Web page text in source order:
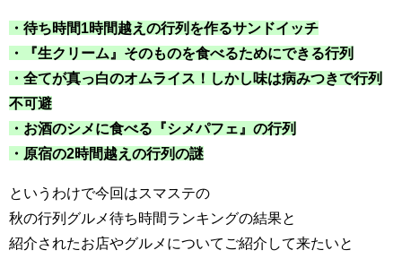
・待ち時間1時間越えの行列を作るサンドイッチ
・『生クリーム』そのものを食べるためにできる行列
・全てが真っ白のオムライス！しかし味は病みつきで行列
不可避
・お酒のシメに食べる『シメパフェ』の行列
・原宿の2時間越えの行列の謎
というわけで今回はスマステの
秋の行列グルメ待ち時間ランキングの結果と
紹介されたお店やグルメについてご紹介して来たいと